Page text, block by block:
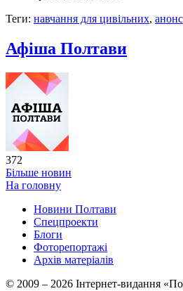
Теги: навчання для цивільних, анонс
Афіша Полтави
372
Більше новин
На головну
Новини Полтави
Спецпроекти
Блоги
Фоторепортажі
Архів матеріалів
© 2009 – 2026 Інтернет-видання